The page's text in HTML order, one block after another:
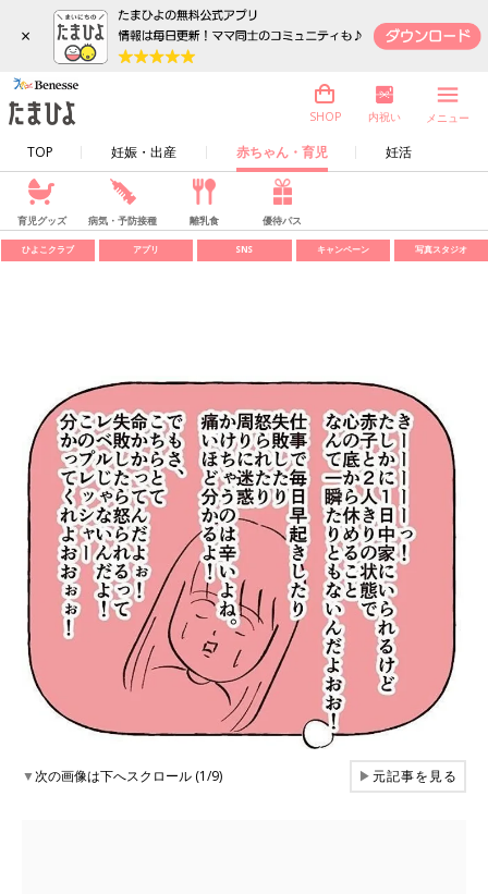
×
TOP 妊娠・出産 赤ちゃん・育児 妊活
SHOP 内祝い メニュー
育児グッズ 病気・予防接種 離乳食 優待パス
ひよこクラブ アプリ SNS キャンペーン 写真スタジオ
▼次の画像は下へスクロール (1/9) ▶元記事を見る